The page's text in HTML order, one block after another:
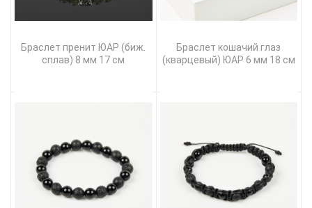
Браслет пренит ЮАР (биж.
сплав) 8 мм 17 см
Браслет кошачий глаз
(кварцевый) ЮАР 6 мм 18 см